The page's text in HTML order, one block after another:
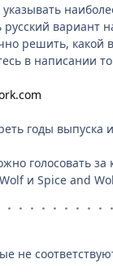
русский вариант
решить, какой
в написании
годы выпуска
голосовать
и Spice and
・・・・・・・・
не